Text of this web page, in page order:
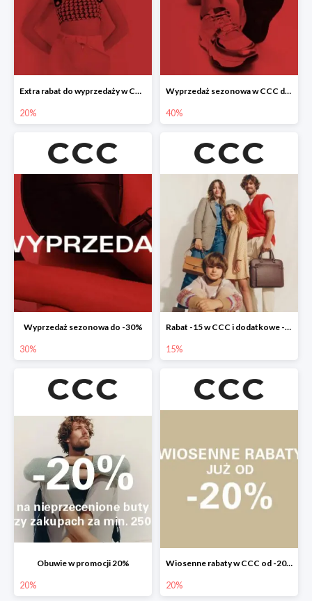
Extra rabat do wyprzedaży w CCC -20%
20%
Wyprzedaż sezonowa w CCC do -40%
40%
Wyprzedaż sezonowa do -30%
30%
Rabat -15 w CCC i dodatkowe -20% dla klubowiczów
15%
Obuwie w promocji 20%
20%
Wiosenne rabaty w CCC od -20%
20%